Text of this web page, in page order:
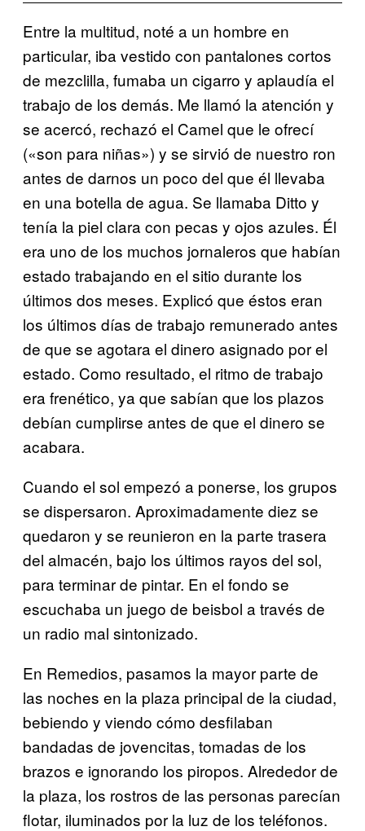
Entre la multitud, noté a un hombre en
particular, iba vestido con pantalones cortos
de mezclilla, fumaba un cigarro y aplaudía el
trabajo de los demás. Me llamó la atención y
se acercó, rechazó el Camel que le ofrecí
(«son para niñas») y se sirvió de nuestro ron
antes de darnos un poco del que él llevaba
en una botella de agua. Se llamaba Ditto y
tenía la piel clara con pecas y ojos azules. Él
era uno de los muchos jornaleros que habían
estado trabajando en el sitio durante los
últimos dos meses. Explicó que éstos eran
los últimos días de trabajo remunerado antes
de que se agotara el dinero asignado por el
estado. Como resultado, el ritmo de trabajo
era frenético, ya que sabían que los plazos
debían cumplirse antes de que el dinero se
acabara.
Cuando el sol empezó a ponerse, los grupos
se dispersaron. Aproximadamente diez se
quedaron y se reunieron en la parte trasera
del almacén, bajo los últimos rayos del sol,
para terminar de pintar. En el fondo se
escuchaba un juego de beisbol a través de
un radio mal sintonizado.
En Remedios, pasamos la mayor parte de
las noches en la plaza principal de la ciudad,
bebiendo y viendo cómo desfilaban
bandadas de jovencitas, tomadas de los
brazos e ignorando los piropos. Alrededor de
la plaza, los rostros de las personas parecían
flotar, iluminados por la luz de los teléfonos.